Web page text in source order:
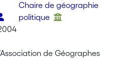
Chaire de géographie
politique
de Géographes